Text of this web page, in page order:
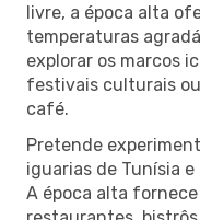
livre, a época alta
temperaturas
explorar os marcos
festivais culturais
café.
Pretende
iguarias de Tunísia
A época alta